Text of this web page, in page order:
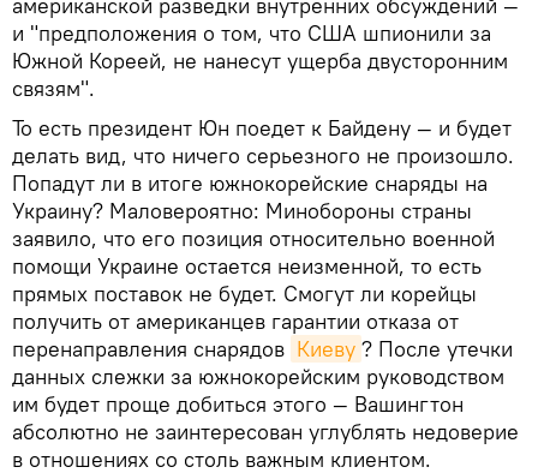
и "предположения о том, что США шпионили за
Южной Кореей, не нанесут ущерба двусторонним
связям".
То есть президент Юн поедет к Байдену — и будет
делать вид, что ничего серьезного не произошло.
Попадут ли в итоге южнокорейские снаряды на
Украину? Маловероятно: Минобороны страны
заявило, что его позиция относительно военной
помощи Украине остается неизменной, то есть
прямых поставок не будет. Смогут ли корейцы
получить от американцев гарантии отказа от
перенаправления снарядов Киеву ? После утечки
данных слежки за южнокорейским руководством
им будет проще добиться этого — Вашингтон
абсолютно не заинтересован углублять недоверие
в отношениях со столь важным клиентом.